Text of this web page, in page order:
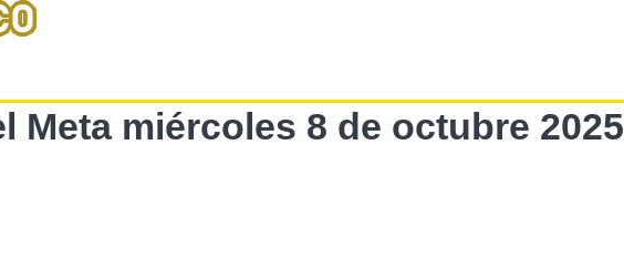
Meta miércoles 8 de octubre 2025